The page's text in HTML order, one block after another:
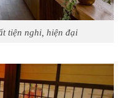
tiện nghi, hiện đại